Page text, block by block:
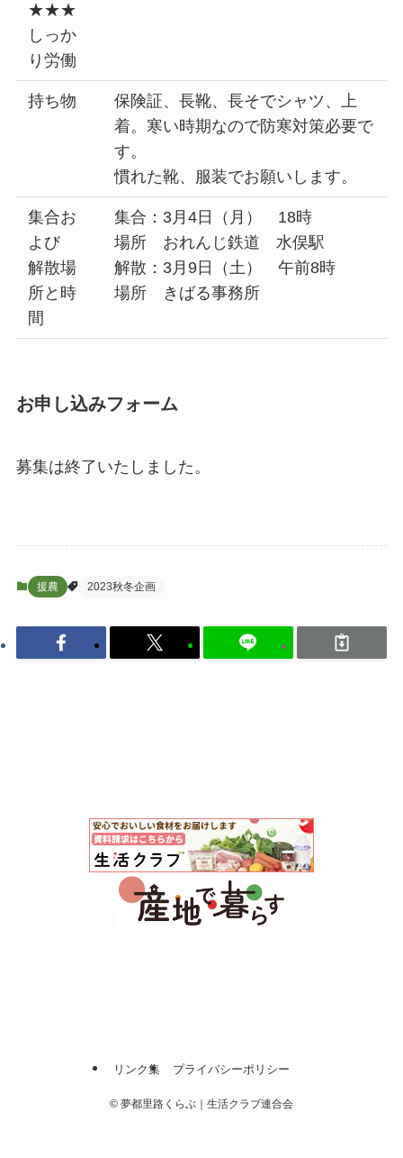
★★★
しっか
り労働
持ち物
保険証、長靴、長そでシャツ、上
着。寒い時期なので防寒対策必要で
す。
慣れた靴、服装でお願いします。
集合お
よび
解散場
所と時
間
集合：3月4日（月） 18時
場所 おれんじ鉄道 水俣駅
解散：3月9日（土） 午前8時
場所 きばる事務所
お申し込みフォーム
募集は終了いたしました。
援農 2023秋冬企画
リンク集 プライバシーポリシー
© 夢都里路くらぶ｜生活クラブ連合会